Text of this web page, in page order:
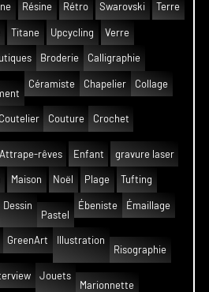
Résine Rétro Swarovski Terre
Titane Upcycling Verre
Broderie Calligraphie
Céramiste Chapelier Collage
Coutelier Couture Crochet
Attrape-rêves Enfant gravure laser
Maison Noël Plage Tufting
Dessin
Pastel
Ébeniste Émaillage
GreenArt
Illustration
Risographie
Jouets
Marionnette